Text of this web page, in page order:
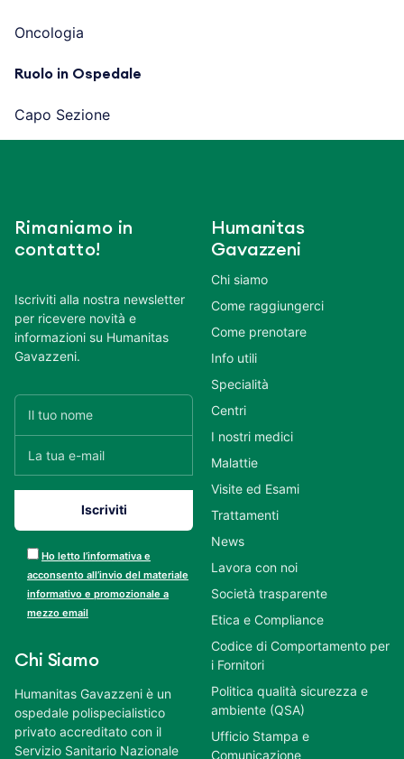
Oncologia
Ruolo in Ospedale
Capo Sezione
Rimaniamo in
contatto!
Iscriviti alla nostra newsletter
per ricevere novità e
informazioni su Humanitas
Gavazzeni.
Ho letto l’informativa e
acconsento all’invio del materiale
informativo e promozionale a
mezzo email
Chi Siamo
Humanitas Gavazzeni è un
ospedale polispecialistico
privato accreditato con il
Servizio Sanitario Nazionale
Humanitas
Gavazzeni
Chi siamo
Come raggiungerci
Come prenotare
Info utili
Specialità
Centri
I nostri medici
Malattie
Visite ed Esami
Trattamenti
News
Lavora con noi
Società trasparente
Etica e Compliance
Codice di Comportamento per
i Fornitori
Politica qualità sicurezza e
ambiente (QSA)
Ufficio Stampa e
Comunicazione